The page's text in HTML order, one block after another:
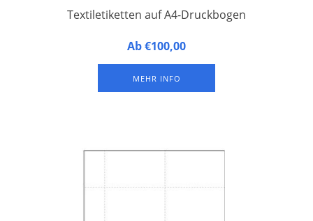
Textiletiketten auf A4-Druckbogen
Textiletiketten auf A4-Druckbogen. 18 pro Bogen (50 Bogen
63,5 x 46,6 mm (ohne Druck)
Ab €100,00
MEHR INFO